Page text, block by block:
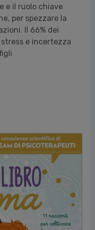
e il ruolo chiave
per spezzare la
Il 66% dei
e incertezza